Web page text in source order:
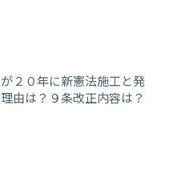
２０年に新憲法施工と発
由は？９条改正内容は？